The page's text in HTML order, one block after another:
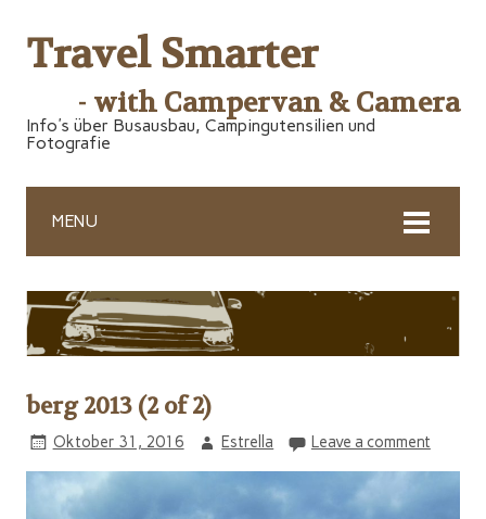
Travel Smarter
- with Campervan & Camera
Info's über Busausbau, Campingutensilien und
Fotografie
MENU
berg 2013 (2 of 2)
Oktober 31, 2016 Estrella Leave a comment